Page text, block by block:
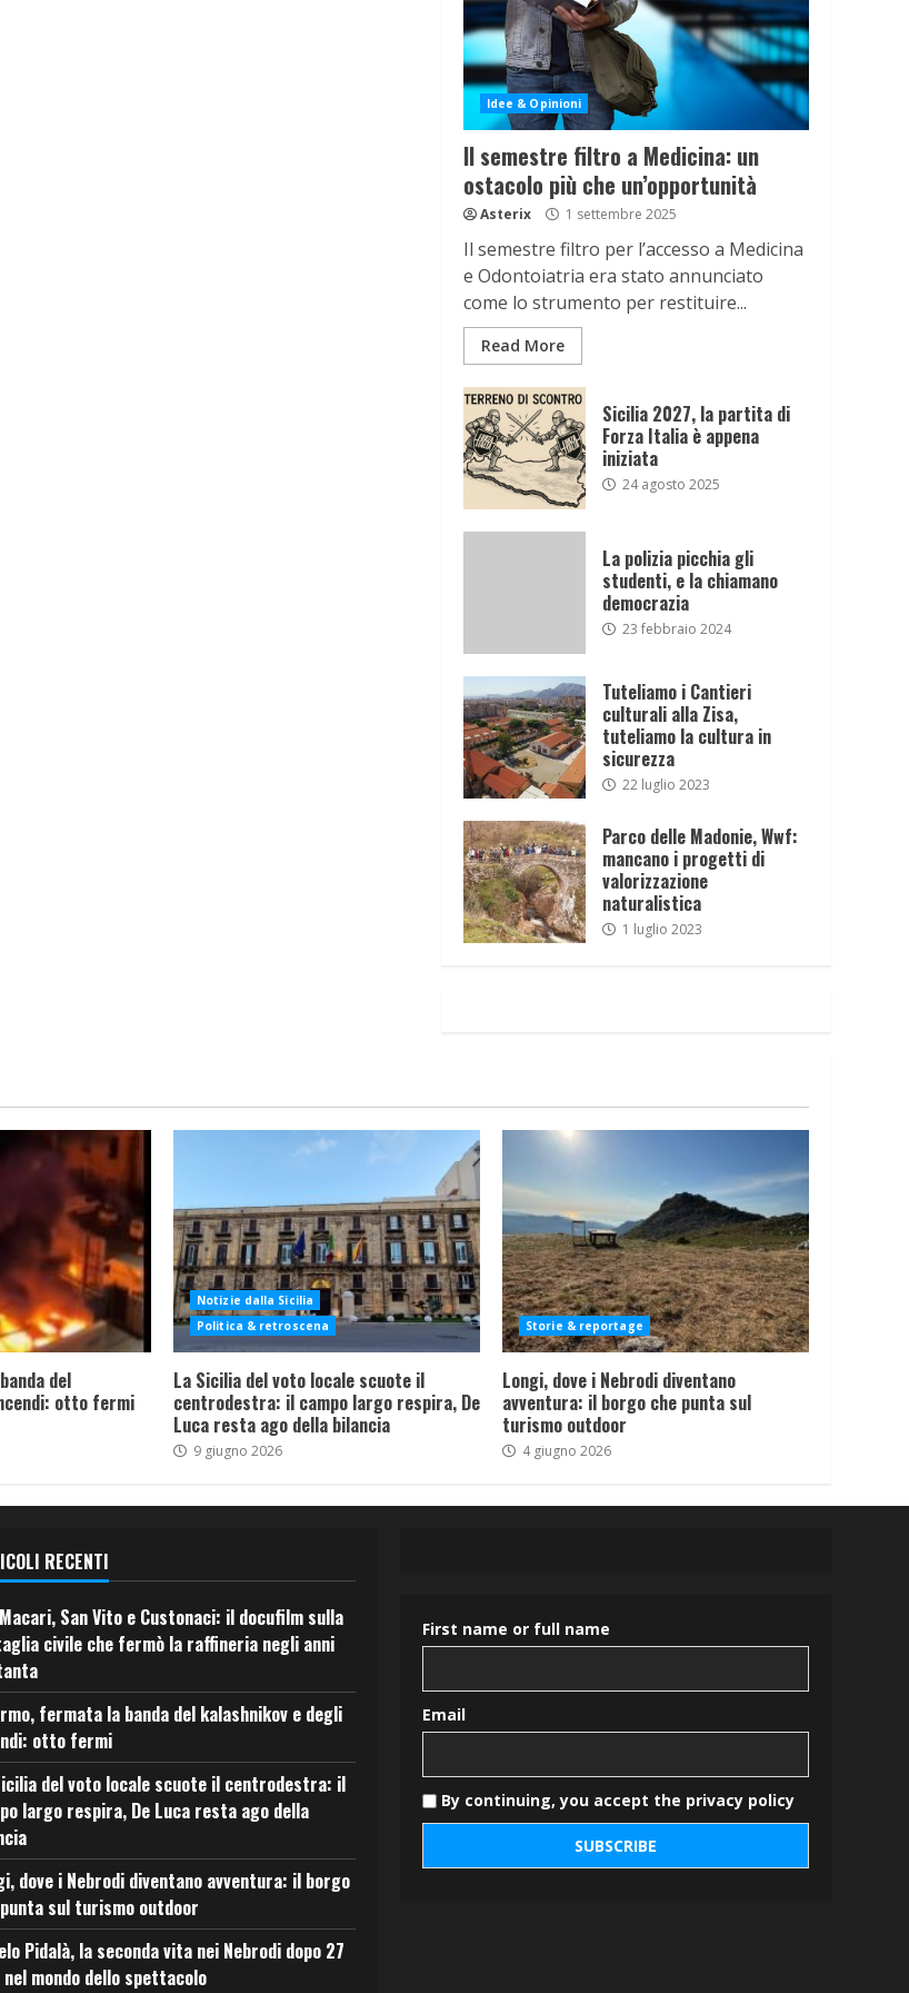
Idee & Opinioni
Il semestre filtro a Medicina: un
ostacolo più che un’opportunità
Asterix 1 settembre 2025
Il semestre filtro per l’accesso a Medicina
e Odontoiatria era stato annunciato
come lo strumento per restituire...
Read More
Sicilia 2027, la partita di
Forza Italia è appena
iniziata
24 agosto 2025
La polizia picchia gli
studenti, e la chiamano
democrazia
23 febbraio 2024
Tuteliamo i Cantieri
culturali alla Zisa,
tuteliamo la cultura in
sicurezza
22 luglio 2023
Parco delle Madonie, Wwf:
mancano i progetti di
valorizzazione
naturalistica
1 luglio 2023
del
otto fermi
Notizie dalla Sicilia
Politica & retroscena
La Sicilia del voto locale scuote il
centrodestra: il campo largo respira, De
Luca resta ago della bilancia
9 giugno 2026
Storie & reportage
Longi, dove i Nebrodi diventano
avventura: il borgo che punta sul
turismo outdoor
4 giugno 2026
RECENTI
San Vito e Custonaci: il docufilm sulla
civile che fermò la raffineria negli anni
fermata la banda del kalashnikov e degli
otto fermi
del voto locale scuote il centrodestra: il
largo respira, De Luca resta ago della
dove i Nebrodi diventano avventura: il borgo
sul turismo outdoor
Pidalà, la seconda vita nei Nebrodi dopo 27
nel mondo dello spettacolo
First name or full name
Email
By continuing, you accept the privacy policy